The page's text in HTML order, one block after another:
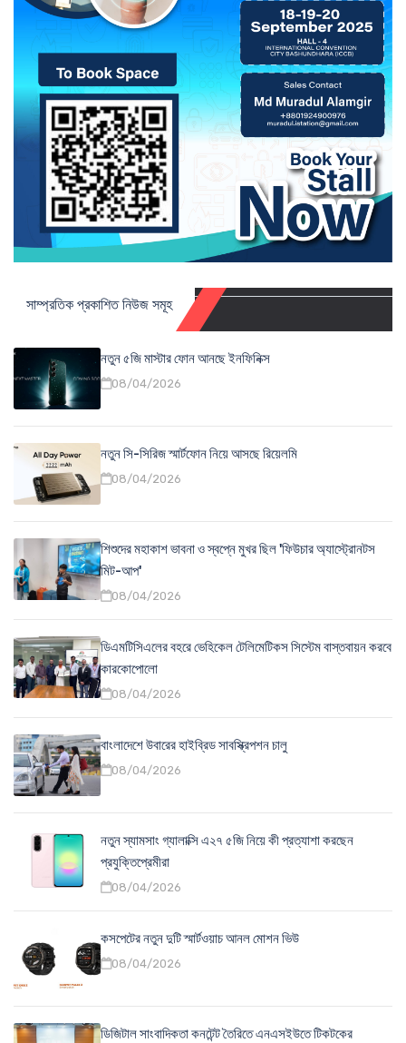
সাম্প্রতিক প্রকাশিত নিউজ সমূহ
নতুন ৫জি মাস্টার ফোন আনছে ইনফিনিক্স
08/04/2026
নতুন সি-সিরিজ স্মার্টফোন নিয়ে আসছে রিয়েলমি
08/04/2026
শিশুদের মহাকাশ ভাবনা ও স্বপ্নে মুখর ছিল 'ফিউচার অ্যাস্ট্রোনটস
মিট-আপ'
08/04/2026
ডিএমটিসিএলের বহরে ভেহিকেল টেলিমেটিকস সিস্টেম বাস্তবায়ন করবে
কারকোপোলো
08/04/2026
বাংলাদেশে উবারের হাইব্রিড সাবস্ক্রিপশন চালু
08/04/2026
নতুন স্যামসাং গ্যালাক্সি এ২৭ ৫জি নিয়ে কী প্রত্যাশা করছেন
প্রযুক্তিপ্রেমীরা
08/04/2026
কসপেটের নতুন দুটি স্মার্টওয়াচ আনল মোশন ভিউ
08/04/2026
ডিজিটাল সাংবাদিকতা কনটেন্ট তৈরিতে এনএসইউতে টিকটকের